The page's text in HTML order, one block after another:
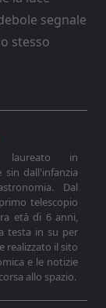
segnale
stesso
laureato in
sin dall'infanzia
Dal
telescopio
età di 6 anni,
testa in su per
realizzato il sito
e le notizie
allo spazio.